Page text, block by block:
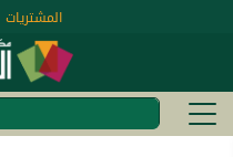
المشتريات